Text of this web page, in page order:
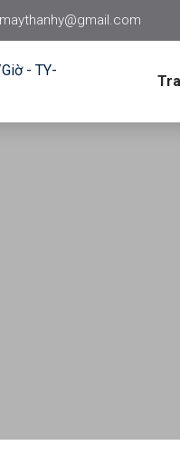
maythanhy@gmail.com